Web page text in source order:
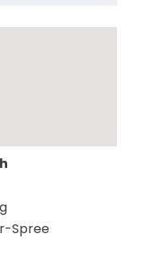
Spree